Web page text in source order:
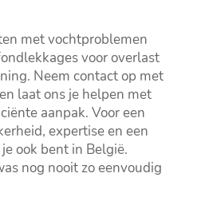
met vochtproblemen
voor overlast
Neem contact op met
laat ons je helpen met
aanpak.​ Voor een
expertise en een
ook bent in België.​
nog nooit zo eenvoudig